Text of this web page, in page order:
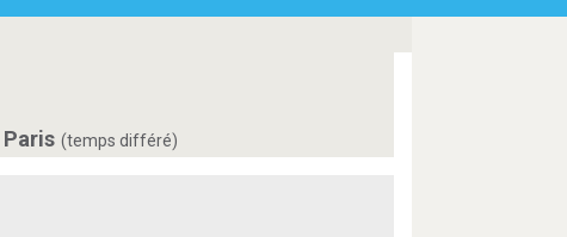
(temps différé)